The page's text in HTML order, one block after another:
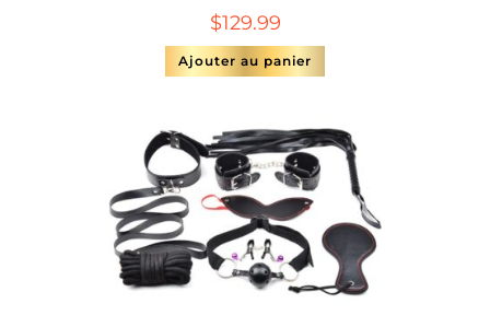
$129.99
Ajouter au panier